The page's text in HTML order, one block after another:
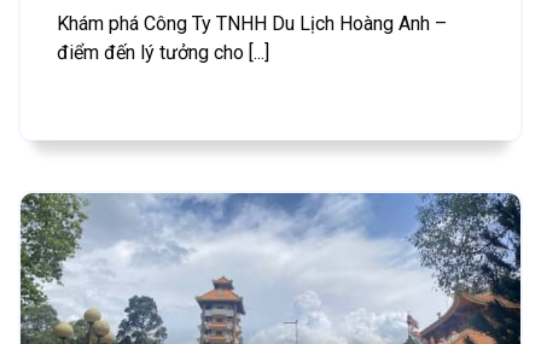
Khám phá Công Ty TNHH Du Lịch Hoàng Anh –
điểm đến lý tưởng cho [...]